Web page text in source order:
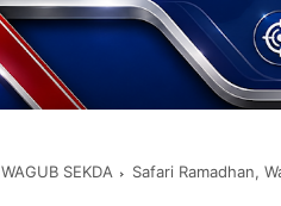
WAGUB SEKDA Safari Ramadhan,